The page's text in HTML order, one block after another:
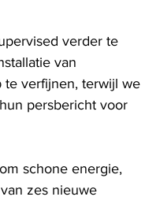
verder te
van
te verfijnen, terwijl we
persbericht voor
schone energie,
zes nieuwe